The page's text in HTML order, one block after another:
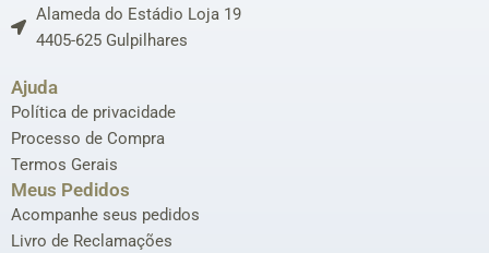
Alameda do Estádio Loja 19
4405-625 Gulpilhares
Ajuda
Política de privacidade
Processo de Compra
Termos Gerais
Meus Pedidos
Acompanhe seus pedidos
Livro de Reclamações